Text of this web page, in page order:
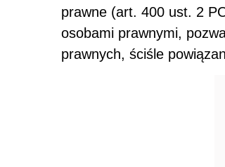
prawne (art. 400 ust. 2
osobami prawnymi,
prawnych, ściśle